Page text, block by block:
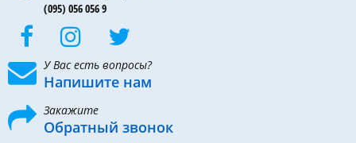
(095) 056 056 9
У Вас есть вопросы?
Напишите нам
Закажите
Обратный звонок